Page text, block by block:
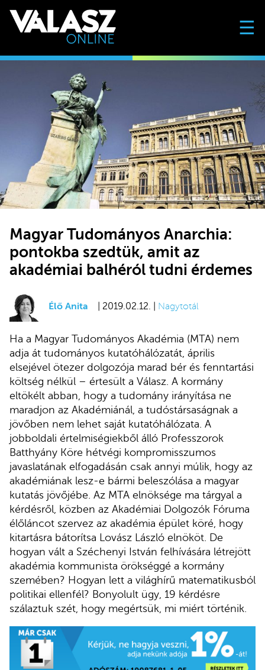
☰
Magyar Tudományos Anarchia:
pontokba szedtük, amit az
akadémiai balhéról tudni érdemes
Élő Anita | 2019.02.12. | Nagytotál
Ha a Magyar Tudományos Akadémia (MTA) nem
adja át tudományos kutatóhálózatát, április
elsejével ötezer dolgozója marad bér és fenntartási
költség nélkül – értesült a Válasz. A kormány
eltökélt abban, hogy a tudomány irányítása ne
maradjon az Akadémiánál, a tudóstársaságnak a
jövőben nem lehet saját kutatóhálózata. A
jobboldali értelmiségiekből álló Professzorok
Batthyány Köre hétvégi kompromisszumos
javaslatának elfogadásán csak annyi múlik, hogy az
akadémiának lesz-e bármi beleszólása a magyar
kutatás jövőjébe. Az MTA elnöksége ma tárgyal a
kérdésről, közben az Akadémiai Dolgozók Fóruma
élőláncot szervez az akadémia épület köré, hogy
kitartásra bátorítsa Lovász László elnököt. De
hogyan vált a Széchenyi István felhívására létrejött
akadémia kommunista örökséggé a kormány
szemében? Hogyan lett a világhírű matematikusból
politikai ellenfél? Bonyolult ügy, 19 kérdésre
szálaztuk szét, hogy megértsük, mi miért történik.